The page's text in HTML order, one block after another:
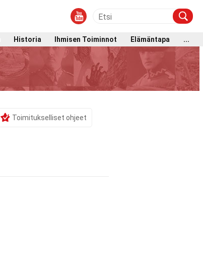
Historia Ihmisen Toiminnot Elämäntapa
...
Toimitukselliset ohjeet